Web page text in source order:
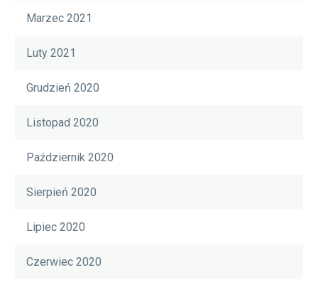
Marzec 2021
Luty 2021
Grudzień 2020
Listopad 2020
Październik 2020
Sierpień 2020
Lipiec 2020
Czerwiec 2020